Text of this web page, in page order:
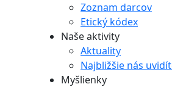
Zoznam darcov
Etický kódex
Naše aktivity
Aktuality
Najbližšie nás
Myšlienky